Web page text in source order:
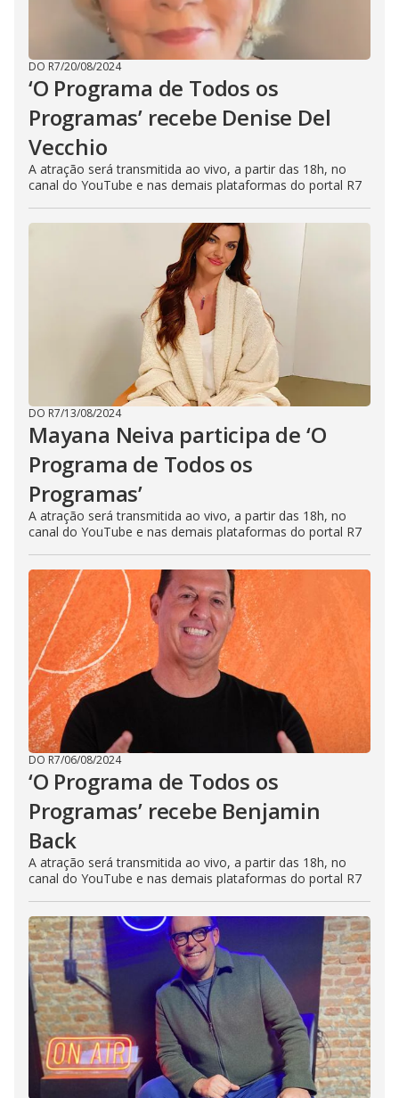
DO R7/20/08/2024
‘O Programa de Todos os
Programas’ recebe Denise Del
Vecchio
A atração será transmitida ao vivo, a partir das 18h, no
canal do YouTube e nas demais plataformas do portal R7
DO R7/13/08/2024
Mayana Neiva participa de ‘O
Programa de Todos os
Programas’
A atração será transmitida ao vivo, a partir das 18h, no
canal do YouTube e nas demais plataformas do portal R7
DO R7/06/08/2024
‘O Programa de Todos os
Programas’ recebe Benjamin
Back
A atração será transmitida ao vivo, a partir das 18h, no
canal do YouTube e nas demais plataformas do portal R7